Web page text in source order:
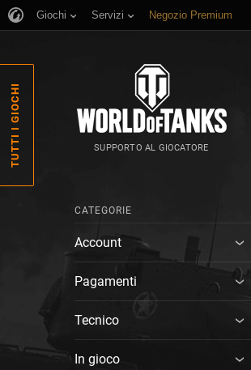
Giochi Servizi Negozio Premium
TUTTI I GIOCHI SUPPORTO AL GIOCATORE
CATEGORIE
Account
Pagamenti
Tecnico
In gioco